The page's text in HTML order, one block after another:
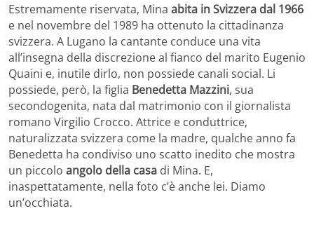
Estremamente riservata, Mina abita in Svizzera dal 1966
e nel novembre del 1989 ha ottenuto la cittadinanza
svizzera. A Lugano la cantante conduce una vita
all’insegna della discrezione al fianco del marito Eugenio
Quaini e, inutile dirlo, non possiede canali social. Li
possiede, però, la figlia Benedetta Mazzini, sua
secondogenita, nata dal matrimonio con il giornalista
romano Virgilio Crocco. Attrice e conduttrice,
naturalizzata svizzera come la madre, qualche anno fa
Benedetta ha condiviso uno scatto inedito che mostra
un piccolo angolo della casa di Mina. E,
inaspettatamente, nella foto c’è anche lei. Diamo
un’occhiata.